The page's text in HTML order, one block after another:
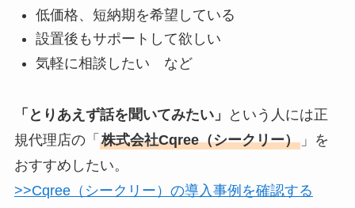
低価格、短納期を希望している
設置後もサポートして欲しい
気軽に相談したい など
「とりあえず話を聞いてみたい」
という人には正
規代理店の「 株式会社Cqree（シークリー）」を
おすすめしたい。
>>Cqree（シークリー）の導入事例を確認する